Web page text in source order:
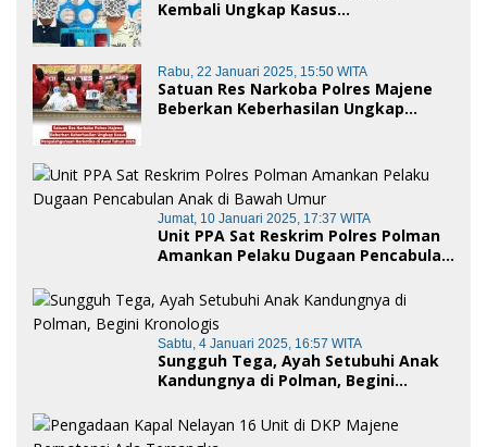
Kembali Ungkap Kasus
Rabu, 22 Januari 2025, 15:50 WITA
Satuan Res Narkoba Polres Majene
Beberkan Keberhasilan Ungkap
Jumat, 10 Januari 2025, 17:37 WITA
Unit PPA Sat Reskrim Polres Polman
Amankan Pelaku Dugaan Pencabulan
Sabtu, 4 Januari 2025, 16:57 WITA
Sungguh Tega, Ayah Setubuhi Anak
Kandungnya di Polman, Begini